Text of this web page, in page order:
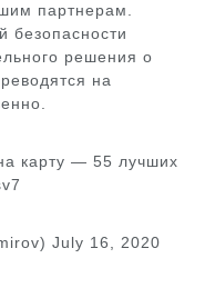
партнерам.
безопасности
решения о
на
карту — 55 лучших
July 16, 2020